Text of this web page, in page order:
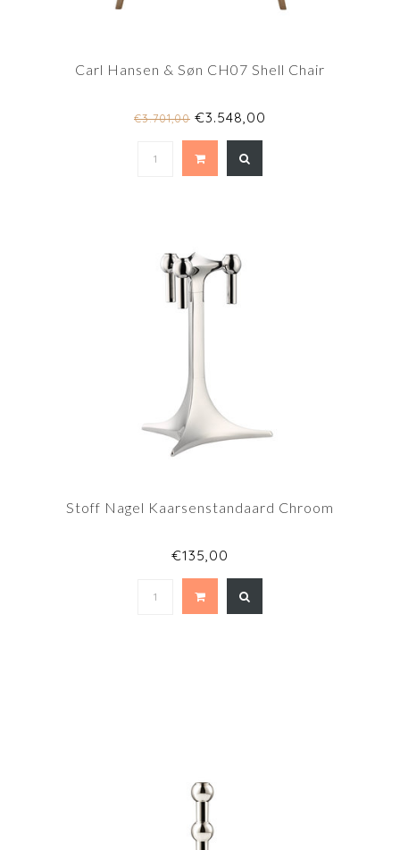
Carl Hansen & Søn CH07 Shell Chair
€3.701,00 €3.548,00
Stoff Nagel Kaarsenstandaard Chroom
€135,00